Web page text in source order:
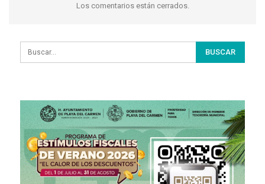
Los comentarios están cerrados.